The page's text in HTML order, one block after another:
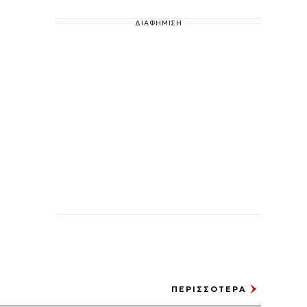
ΔΙΑΦΗΜΙΣΗ
ΠΕΡΙΣΣΟΤΕΡΑ